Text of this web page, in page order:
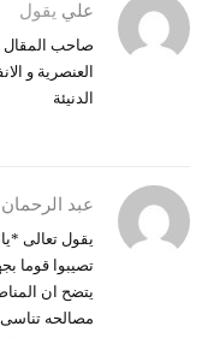
علي يقول
صاحب المقال
العنصرية و
الدنيئة
عبد الرحمان
يقول تعالى
تصيبوا قوما
يتضح ان
مصالحه تناسى